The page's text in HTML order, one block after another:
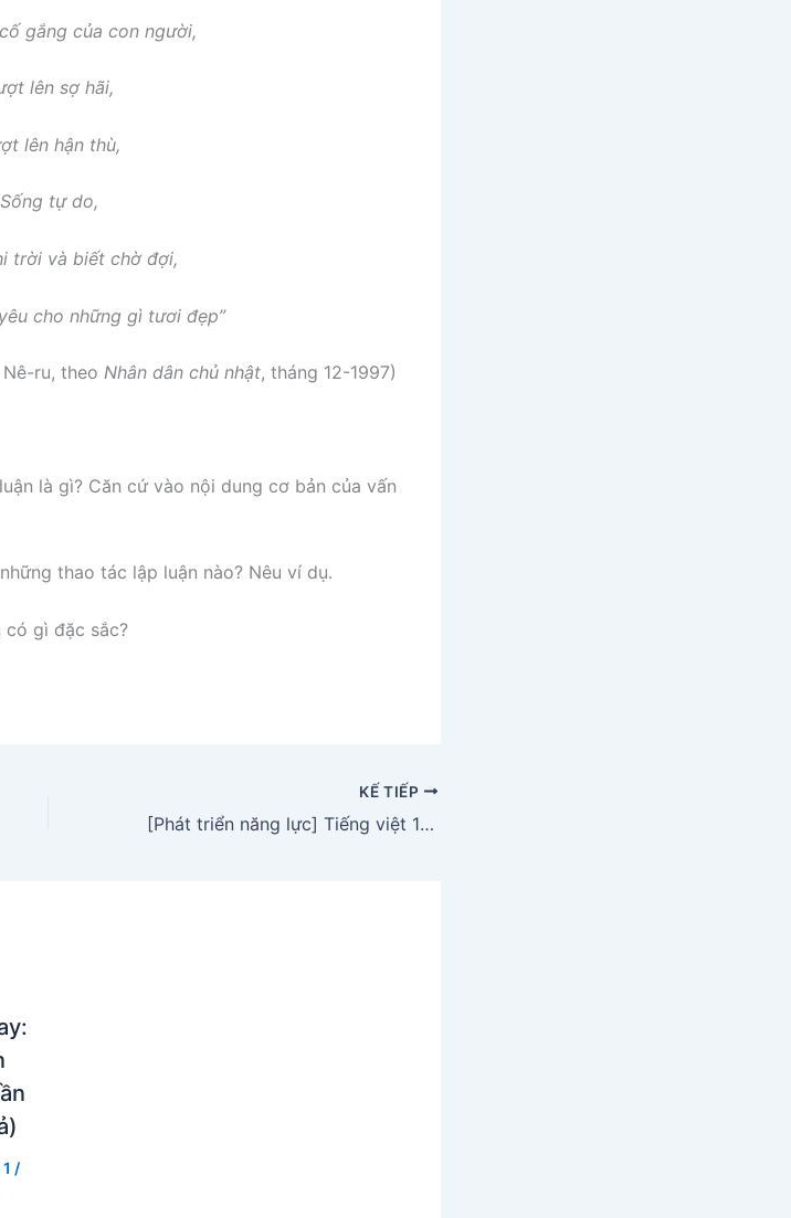
gắng của con người,
lên sợ hãi,
lên hận thù,
Sống tự do,
trời và biết chờ đợi,
cho những gì tươi đẹp”
Nê-ru, theo Nhân dân chủ nhật, tháng 12-1997)
là gì? Căn cứ vào nội dung cơ bản của vấn
thao tác lập luận nào? Nêu ví dụ.
gì đặc sắc?
KẾ TIẾP
[Phát triển năng lực] Tiếng việt 1 bài 19D: Ngôi trường mới
/